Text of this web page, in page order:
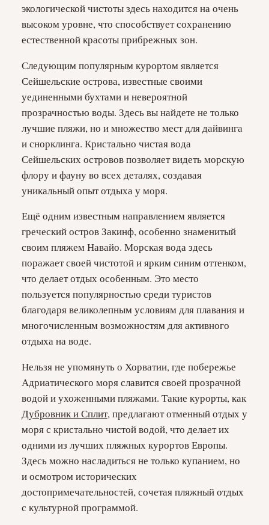
экологической чистоты здесь находится на очень
высоком уровне, что способствует сохранению
естественной красоты прибрежных зон.
Следующим популярным курортом является
Сейшельские острова, известные своими
уединенными бухтами и невероятной
прозрачностью воды. Здесь вы найдете не только
лучшие пляжи, но и множество мест для дайвинга
и снорклинга. Кристально чистая вода
Сейшельских островов позволяет видеть морскую
флору и фауну во всех деталях, создавая
уникальный опыт отдыха у моря.
Ещё одним известным направлением является
греческий остров Закинф, особенно знаменитый
своим пляжем Навайо. Морская вода здесь
поражает своей чистотой и ярким синим оттенком,
что делает отдых особенным. Это место
пользуется популярностью среди туристов
благодаря великолепным условиям для плавания и
многочисленным возможностям для активного
отдыха на воде.
Нельзя не упомянуть о Хорватии, где побережье
Адриатического моря славится своей прозрачной
водой и ухоженными пляжами. Такие курорты, как
Дубровник и Сплит, предлагают отменный отдых у
моря с кристально чистой водой, что делает их
одними из лучших пляжных курортов Европы.
Здесь можно насладиться не только купанием, но
и осмотром исторических
достопримечательностей, сочетая пляжный отдых
с культурной программой.